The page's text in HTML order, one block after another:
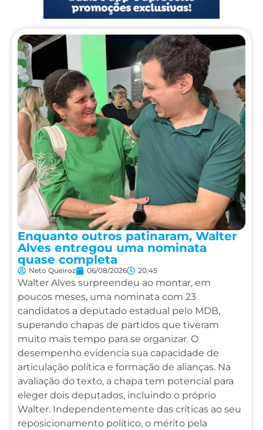
Enquanto outros patinaram, Walter
Alves entregou uma nominata
quase completa
Neto Queiroz 06/08/2026 20:45
Walter Alves surpreendeu ao montar, em
poucos meses, uma nominata com 23
candidatos a deputado estadual pelo MDB,
superando chapas de partidos que tiveram
muito mais tempo para se organizar. O
desempenho evidencia sua capacidade de
articulação política e formação de alianças. Na
avaliação do texto, a chapa tem potencial para
eleger dois deputados, incluindo o próprio
Walter. Independentemente das críticas ao seu
reposicionamento político, o mérito pela